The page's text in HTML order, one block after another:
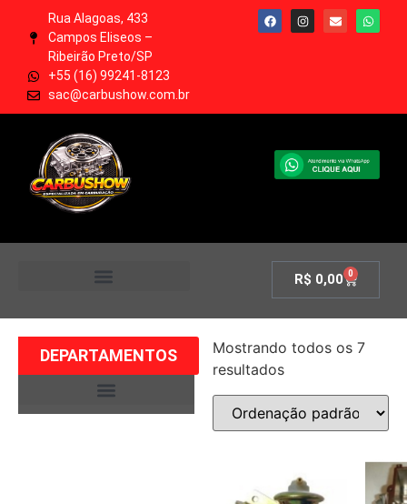
Rua Alagoas, 433
Campos Eliseos –
Ribeirão Preto/SP
+55 (16) 99241-8123
sac@carbushow.com.br
R$ 0,00 0
DEPARTAMENTOS
Mostrando todos os 7
resultados